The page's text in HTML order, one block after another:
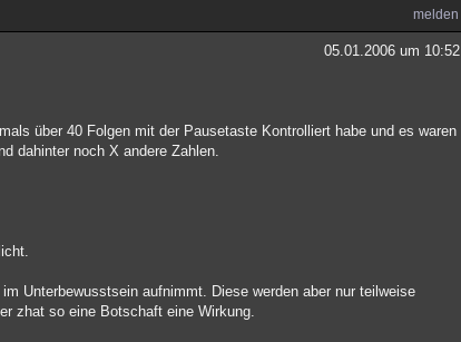
melden
05.01.2006 um 10:52
über 40 Folgen mit der Pausetaste Kontrolliert habe und es waren
dahinter noch X andere Zahlen.
Unterbewusstsein aufnimmt. Diese werden aber nur teilweise
zhat so eine Botschaft eine Wirkung.